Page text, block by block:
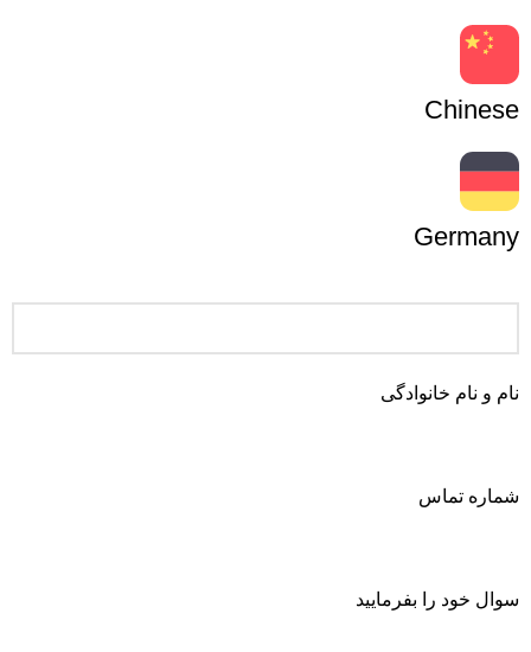
Chinese
Germany
نام و نام خانوادگی
شماره تماس
سوال خود را بفرمایید